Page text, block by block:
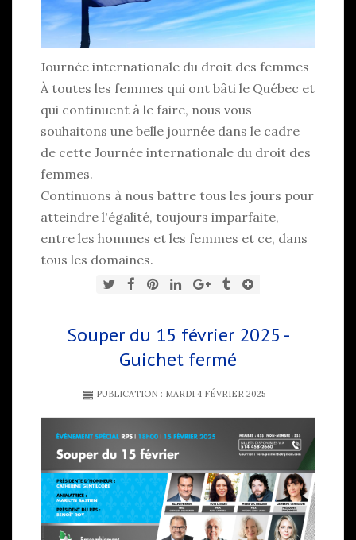
Journée internationale du droit des femmes
À toutes les femmes qui ont bâti le Québec et
qui continuent à le faire, nous vous
souhaitons une belle journée dans le cadre
de cette Journée internationale du droit des
femmes.
Continuons à nous battre tous les jours pour
atteindre l'égalité, toujours imparfaite,
entre les hommes et les femmes et ce, dans
tous les domaines.
Souper du 15 février 2025 -
Guichet fermé
PUBLICATION : MARDI 4 FÉVRIER 2025